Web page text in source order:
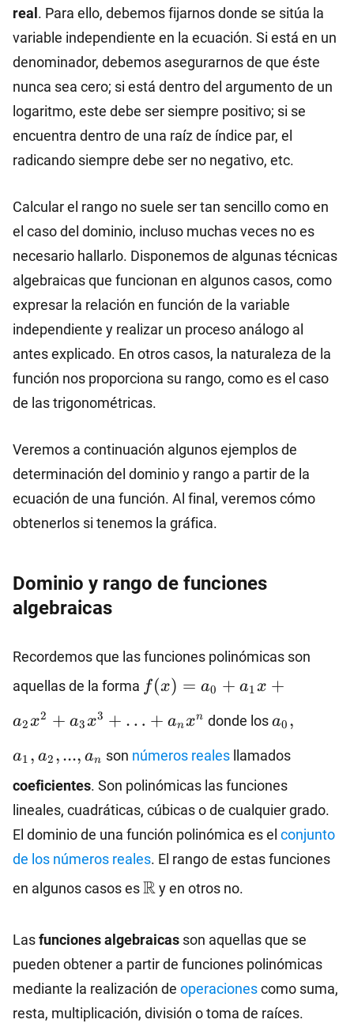
real . Para ello, debemos fijarnos donde se sitúa la
variable independiente en la ecuación. Si está en un
denominador, debemos asegurarnos de que éste
nunca sea cero; si está dentro del argumento de un
logaritmo, este debe ser siempre positivo; si se
encuentra dentro de una raíz de índice par, el
radicando siempre debe ser no negativo, etc.
Calcular el rango no suele ser tan sencillo como en
el caso del dominio, incluso muchas veces no es
necesario hallarlo. Disponemos de algunas técnicas
algebraicas que funcionan en algunos casos, como
expresar la relación en función de la variable
independiente y realizar un proceso análogo al
antes explicado. En otros casos, la naturaleza de la
función nos proporciona su rango, como es el caso
de las trigonométricas.
Veremos a continuación algunos ejemplos de
determinación del dominio y rango a partir de la
ecuación de una función. Al final, veremos cómo
obtenerlos si tenemos la gráfica.
Dominio y rango de funciones
algebraicas
Recordemos que las funciones polinómicas son
aquellas de la forma
…+a_nx^n
f(x) = a0 + a1x +
a2x2 + a3x3 + … + anxn donde los a_0,
a0 ,
a1 , a2 ,..., an son números realesllamados
coeficientes. Son polinómicas las funciones
lineales, cuadráticas, cúbicas o de cualquier grado.
El dominio de una función polinómica es el conjunto
de los números reales. El rango de estas funciones
en algunos casos es\mathbb{R}
Ry en otros no.
Lasfunciones algebraicas son aquellas que se
pueden obtener a partir de funciones polinómicas
mediante la realización de operacionescomo suma,
resta, multiplicación, división o toma de raíces.